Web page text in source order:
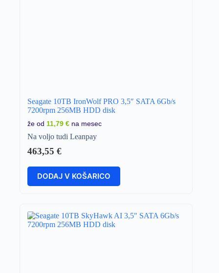
Seagate 10TB IronWolf PRO 3,5″ SATA 6Gb/s
7200rpm 256MB HDD disk
že od 11,79 € na mesec
Na voljo tudi Leanpay
463,55 €
DODAJ V KOŠARICO